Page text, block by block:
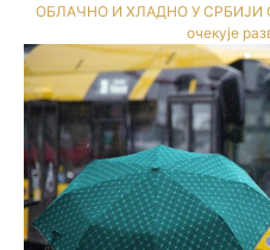
ОБЛАЧНО И ХЛАДНО У СРБИЈИ
очекује